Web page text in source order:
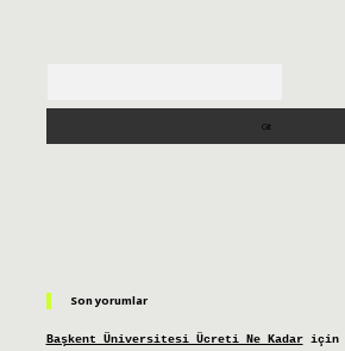
Son yorumlar
Başkent Üniversitesi Ücreti Ne Kadariçin